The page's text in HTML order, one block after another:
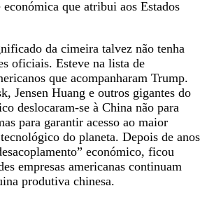
que atribui aos Estados
da cimeira talvez não tenha
oficiais. Esteve na lista de
que acompanharam Trump.
Jensen Huang e outros gigantes do
deslocaram-se à China não para
para garantir acesso ao maior
do planeta. Depois de anos
económico, ficou
empresas americanas continuam
produtiva chinesa.